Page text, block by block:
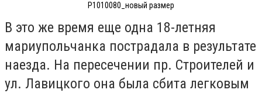
P1010080_новый размер
В это же время еще одна 18-летняя
мариупольчанка пострадала в результате
наезда. На пересечении пр. Строителей и
ул. Лавицкого она была сбита легковым